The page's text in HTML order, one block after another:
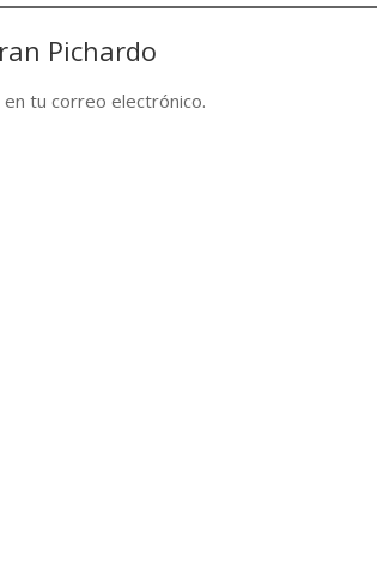
Pichardo
tu correo electrónico.